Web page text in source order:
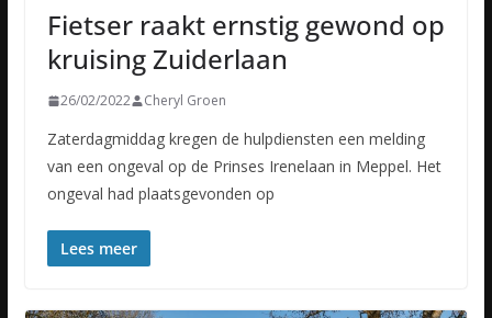
Fietser raakt ernstig gewond op
kruising Zuiderlaan
26/02/2022 Cheryl Groen
Zaterdagmiddag kregen de hulpdiensten een melding
van een ongeval op de Prinses Irenelaan in Meppel. Het
ongeval had plaatsgevonden op
Lees meer